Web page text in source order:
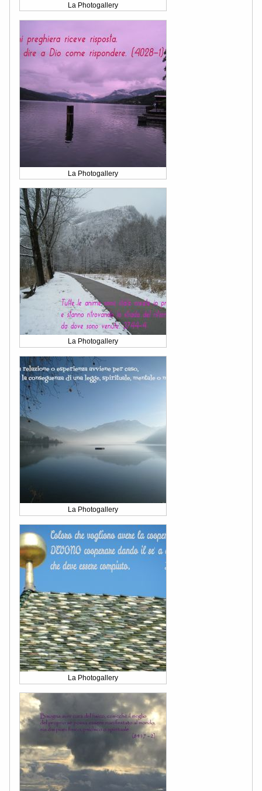
La Photogallery
La Photogallery
La Photogallery
La Photogallery
La Photogallery